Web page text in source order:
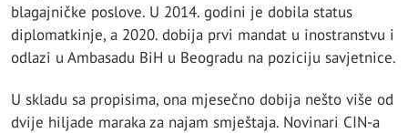
blagajničke poslove. U 2014. godini je dobila status
diplomatkinje, a 2020. dobija prvi mandat u inostranstvu i
odlazi u Ambasadu BiH u Beogradu na poziciju savjetnice.
U skladu sa propisima, ona mjesečno dobija nešto više od
dvije hiljade maraka za najam smještaja. Novinari CIN-a